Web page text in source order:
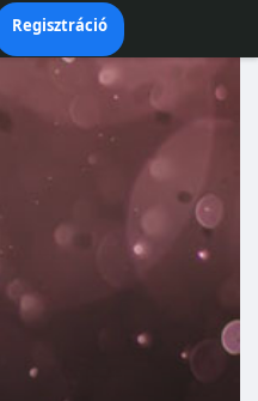
Regisztráció